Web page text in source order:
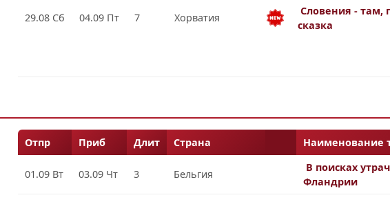
29.08 Сб 04.09 Пт 7 Хорватия
Словения - там,
сказка
Отпр Приб Длит Страна Наименование
01.09 Вт 03.09 Чт 3 Бельгия
В поисках
Фландрии